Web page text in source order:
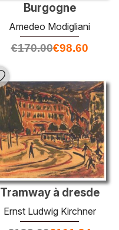
Burgogne
Amedeo Modigliani
€170.00€98.60
Tramway à dresde
Ernst Ludwig Kirchner